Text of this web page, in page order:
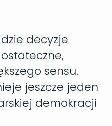
decyzje
sensu.
jeszcze jeden
demokracji